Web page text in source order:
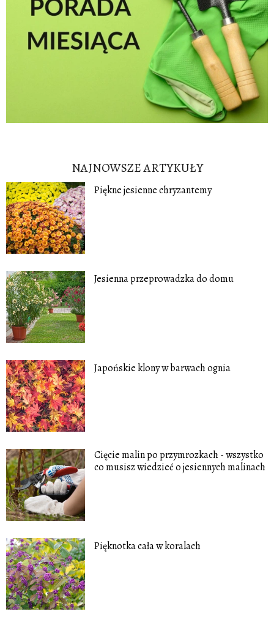
NAJNOWSZE ARTYKUŁY
Piękne jesienne chryzantemy
Jesienna przeprowadzka do domu
Japońskie klony w barwach ognia
Cięcie malin po przymrozkach - wszystko
co musisz wiedzieć o jesiennych malinach
Pięknotka cała w koralach